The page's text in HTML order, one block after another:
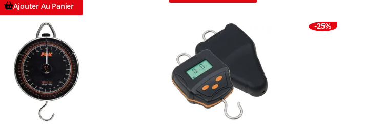
Ajouter Au Panier
-25%